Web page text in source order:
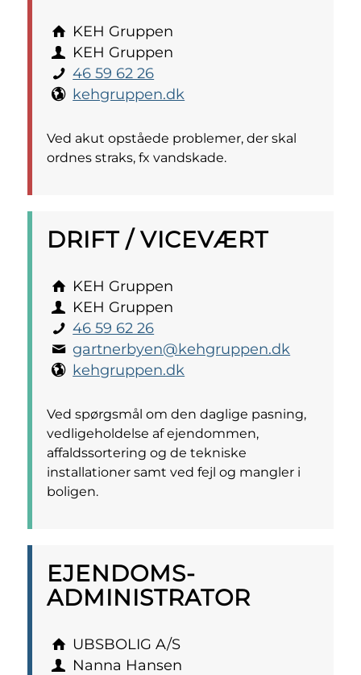
KEH Gruppen
KEH Gruppen
46 59 62 26
kehgruppen.dk
Ved akut opståede problemer, der skal
ordnes straks, fx vandskade.
DRIFT / VICEVÆRT
KEH Gruppen
KEH Gruppen
46 59 62 26
gartnerbyen@kehgruppen.dk
kehgruppen.dk
Ved spørgsmål om den daglige pasning,
vedligeholdelse af ejendommen,
affaldssortering og de tekniske
installationer samt ved fejl og mangler i
boligen.
EJENDOMS­
ADMINISTRATOR
UBSBOLIG A/S
Nanna Hansen